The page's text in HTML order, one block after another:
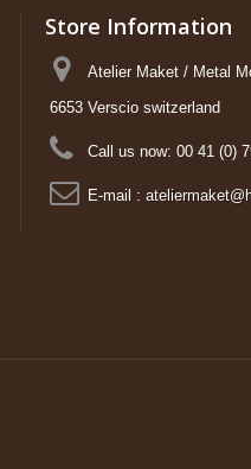
Store Information
Atelier Maket / Metal
6653 Verscio switzerland
Call us now: 00 41 (0)
E-mail :